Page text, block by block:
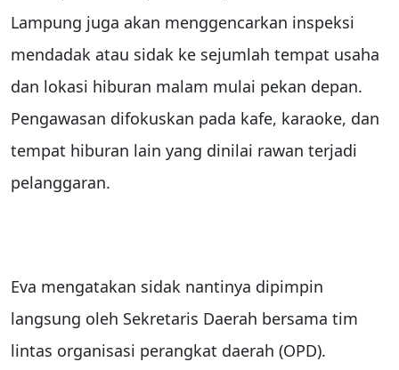
Lampung juga akan menggencarkan inspeksi
mendadak atau sidak ke sejumlah tempat usaha
dan lokasi hiburan malam mulai pekan depan.
Pengawasan difokuskan pada kafe, karaoke, dan
tempat hiburan lain yang dinilai rawan terjadi
pelanggaran.
Eva mengatakan sidak nantinya dipimpin
langsung oleh Sekretaris Daerah bersama tim
lintas organisasi perangkat daerah (OPD).